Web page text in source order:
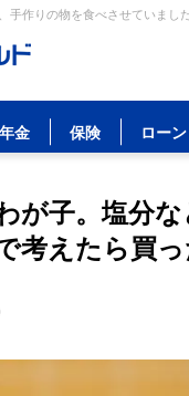
手作りの物を食べさせていま
年金 保険 ローン
が子。塩分
考えたら買